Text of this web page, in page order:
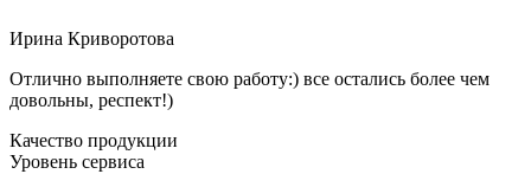
Ирина Криворотова
Отлично выполняете свою работу:) все остались более чем
довольны, респект!)
Качество продукции
Уровень сервиса